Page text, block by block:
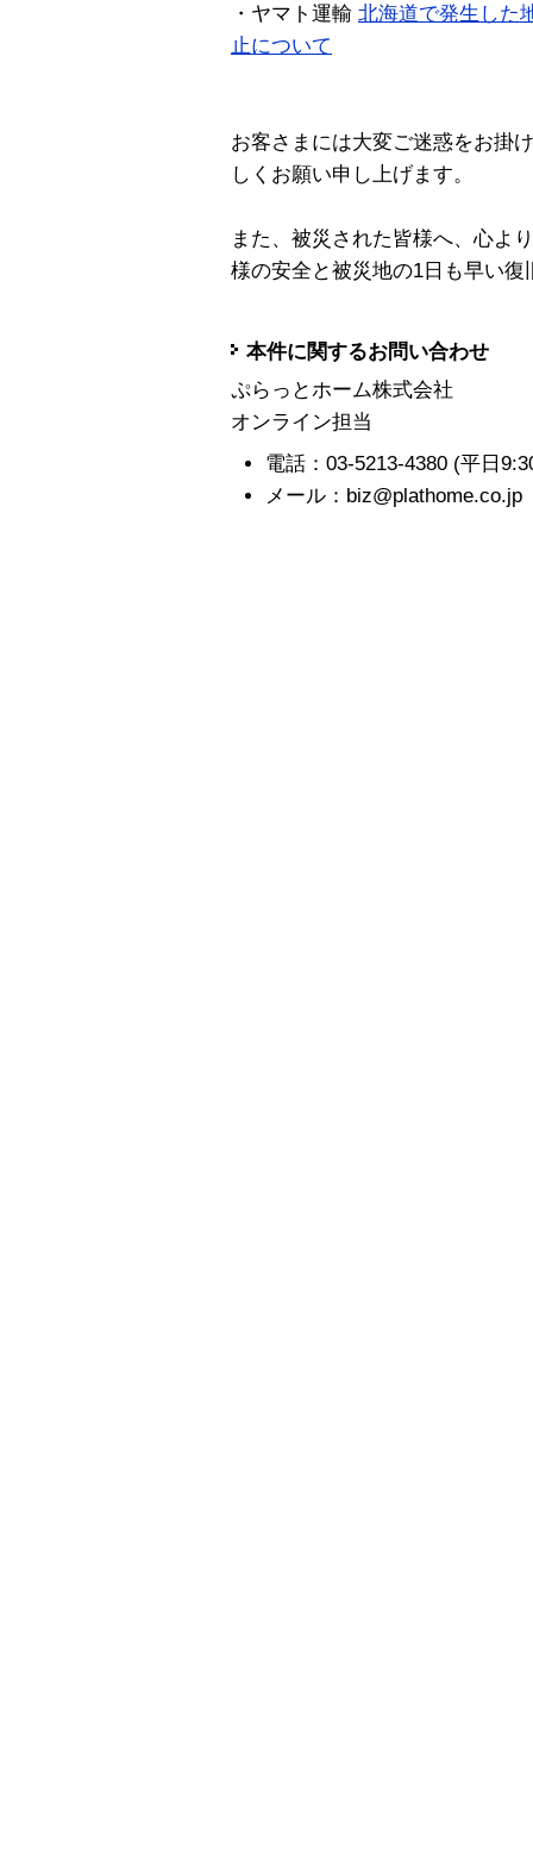
・ヤマト運輸 北海道で発生した
止について
お客さまには大変ご迷惑をお掛
しくお願い申し上げます。
また、被災された皆様へ、心よ
様の安全と被災地の1日も早い
本件に関するお問い合わせ
ぷらっとホーム株式会社
オンライン担当
電話：03-5213-4380 (平日
メール：biz@plathome.co.jp